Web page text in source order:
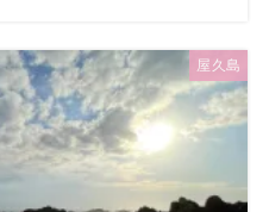
屋久島